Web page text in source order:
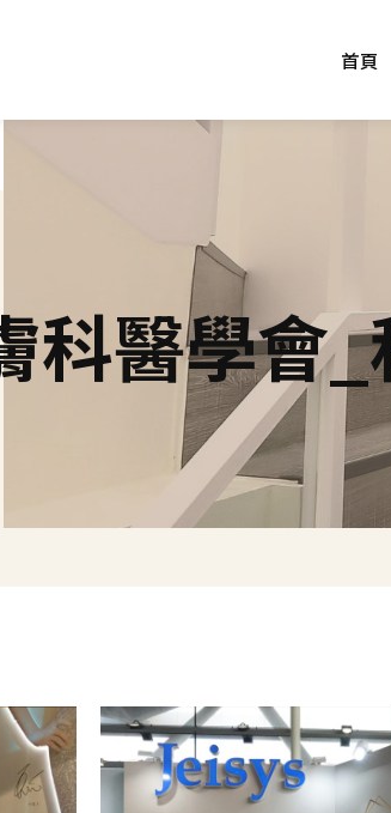
首頁
科醫學會